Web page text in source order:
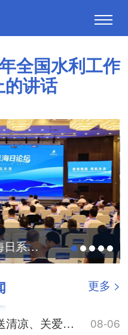
全国水利工作
讲话
我院参加2026年中国航海日系列活动
更多 >
我院开展2026年度“夏日送清凉、关爱在身边”高温慰问活动
08-06